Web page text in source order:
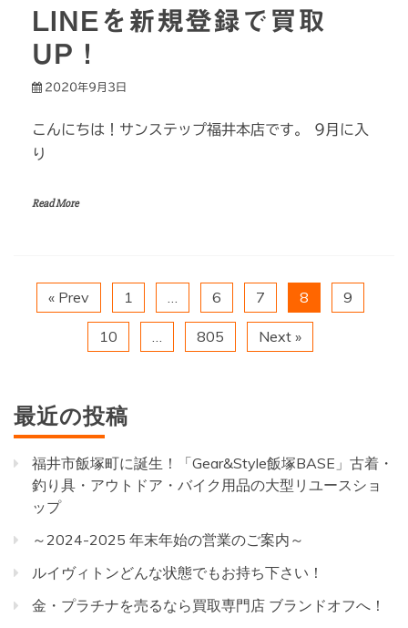
LINEを新規登録で買取
UP！
2020年9月3日
こんにちは！サンステップ福井本店です。 9月に入
り
Read More
« Prev 1 … 6 7 8 9
10 … 805 Next »
最近の投稿
福井市飯塚町に誕生！「Gear&Style飯塚BASE」古着・
釣り具・アウトドア・バイク用品の大型リユースショ
ップ
～2024-2025 年末年始の営業のご案内～
ルイヴィトンどんな状態でもお持ち下さい！
金・プラチナを売るなら買取専門店 ブランドオフへ！